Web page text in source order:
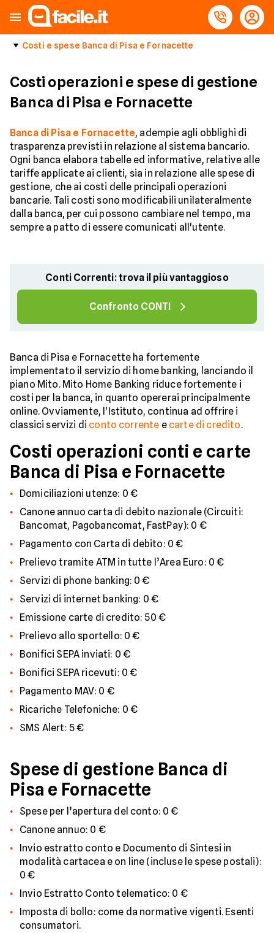
Costi e spese Banca di Pisa e Fornacette
Costi operazioni e spese di gestione
Banca di Pisa e Fornacette
Banca di Pisa e Fornacette, adempie agli obblighi di
trasparenza previsti in relazione al sistema bancario.
Ogni banca elabora tabelle ed informative, relative alle
tariffe applicate ai clienti, sia in relazione alle spese di
gestione, che ai costi delle principali operazioni
bancarie. Tali costi sono modificabili unilateralmente
dalla banca, per cui possono cambiare nel tempo, ma
sempre a patto di essere comunicati all'utente.
Conti Correnti: trova il più vantaggioso
Confronto CONTI
Banca di Pisa e Fornacette ha fortemente
implementato il servizio di home banking, lanciando il
piano Mito. Mito Home Banking riduce fortemente i
costi per la banca, in quanto opererai principalmente
online. Ovviamente, l'Istituto, continua ad offrire i
classici servizi di conto corrente e carte di credito.
Costi operazioni conti e carte
Banca di Pisa e Fornacette
Domiciliazioni utenze: 0 €
Canone annuo carta di debito nazionale (Circuiti:
Bancomat, Pagobancomat, FastPay): 0 €
Pagamento con Carta di debito: 0 €
Prelievo tramite ATM in tutte l’Area Euro: 0 €
Servizi di phone banking: 0 €
Servizi di internet banking: 0 €
Emissione carte di credito: 50 €
Prelievo allo sportello: 0 €
Bonifici SEPA inviati: 0 €
Bonifici SEPA ricevuti: 0 €
Pagamento MAV: 0 €
Ricariche Telefoniche: 0 €
SMS Alert: 5 €
Spese di gestione Banca di
Pisa e Fornacette
Spese per l’apertura del conto: 0 €
Canone annuo: 0 €
Invio estratto conto e Documento di Sintesi in
modalità cartacea e on line (incluse le spese postali):
0 €
Invio Estratto Conto telematico: 0 €
Imposta di bollo: come da normative vigenti. Esenti
consumatori.